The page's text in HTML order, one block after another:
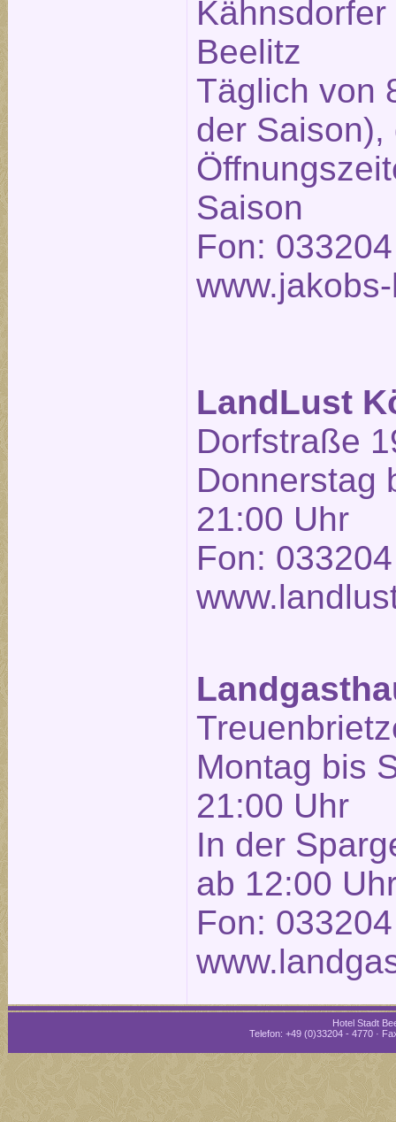
Beelitz
Täglich von
der Saison),
Saison
Fon:
LandLust
Dorfstraße
Donnerstag
21:00 Uhr
Fon:
Montag bis
21:00 Uhr
In der
ab 12:00
Fon:
Hotel Stadt
Telefon: +49 (0)33204 - 4770 ·